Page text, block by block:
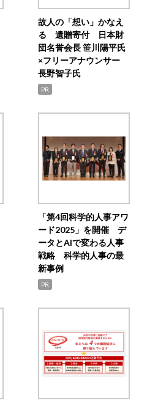
故人の「想い」かなえ
る 遺贈寄付 日本財
団名誉会長 笹川陽平氏
×フリーアナウンサー
長野智子氏
PR
「第4回科学的人事アワ
ード2025」を開催 デ
ータとAIで変わる人事
戦略 科学的人事の最
新事例
PR